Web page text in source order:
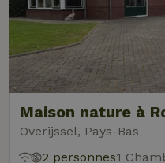
Maison nature à
Overijssel, Pays-Bas
2 personnes1